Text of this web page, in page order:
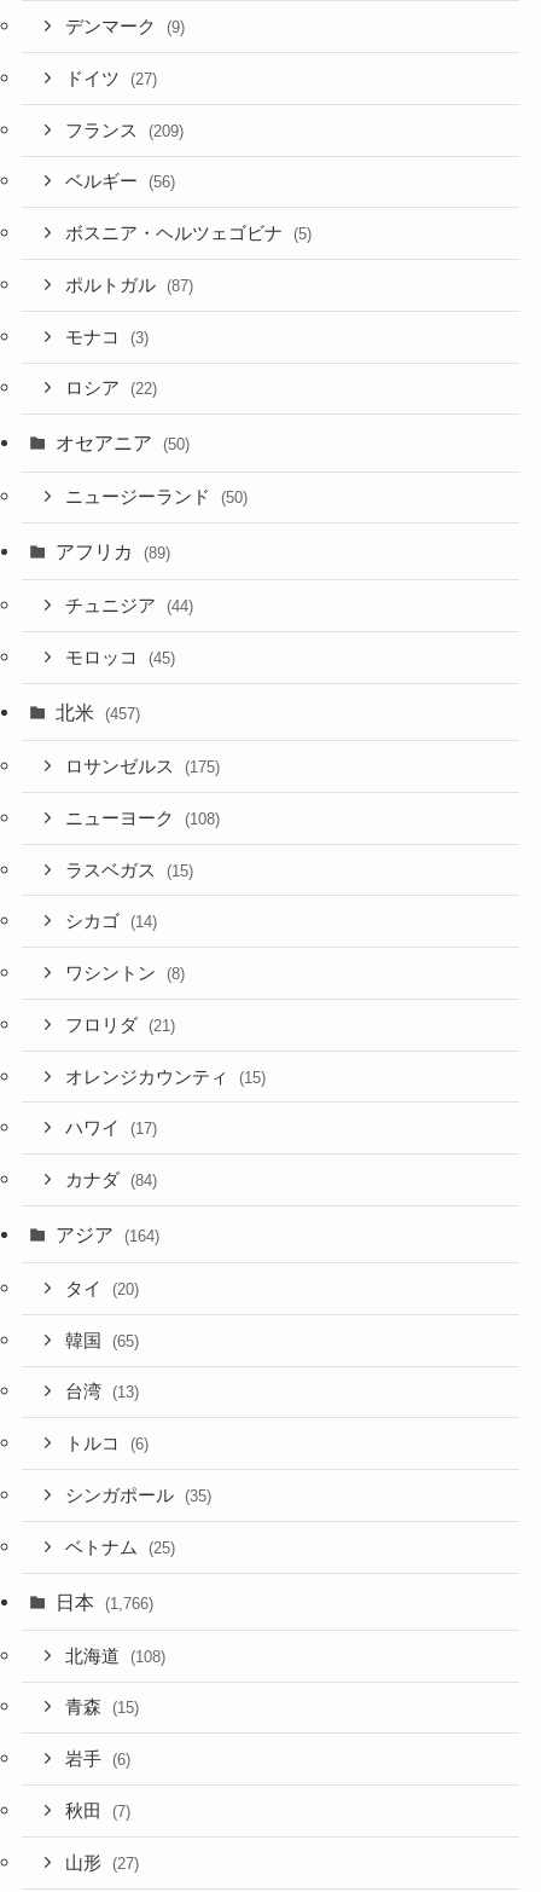
デンマーク (9)
ドイツ (27)
フランス (209)
ベルギー (56)
ボスニア・ヘルツェゴビナ (5)
ポルトガル (87)
モナコ (3)
ロシア (22)
オセアニア (50)
ニュージーランド (50)
アフリカ (89)
チュニジア (44)
モロッコ (45)
北米 (457)
ロサンゼルス (175)
ニューヨーク (108)
ラスベガス (15)
シカゴ (14)
ワシントン (8)
フロリダ (21)
オレンジカウンティ (15)
ハワイ (17)
カナダ (84)
アジア (164)
タイ (20)
韓国 (65)
台湾 (13)
トルコ (6)
シンガポール (35)
ベトナム (25)
日本 (1,766)
北海道 (108)
青森 (15)
岩手 (6)
秋田 (7)
山形 (27)